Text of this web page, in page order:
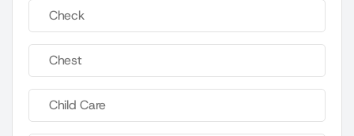
Check
Chest
Child Care